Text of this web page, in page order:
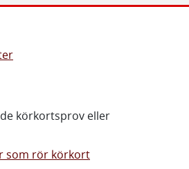
körkortsprov eller
som rör körkort